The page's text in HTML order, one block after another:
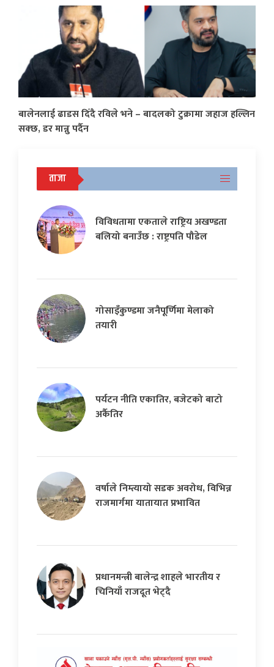
बालेनलाई ढाडस दिँदै रविले भने – बादलको टुक्रामा जहाज हल्लिन
सक्छ, डर मान्नु पर्दैन
ताजा
विविधतामा एकताले राष्ट्रिय अखण्डता
बलियो बनाउँछ : राष्ट्रपति पौडेल
गोसाइँकुण्डमा जनैपूर्णिमा मेलाको
तयारी
पर्यटन नीति एकातिर, बजेटको बाटो
अर्कैतिर
वर्षाले निम्त्यायो सडक अवरोध, विभिन्न
राजमार्गमा यातायात प्रभावित
प्रधानमन्त्री बालेन्द्र शाहले भारतीय र
चिनियाँ राजदूत भेट्दै